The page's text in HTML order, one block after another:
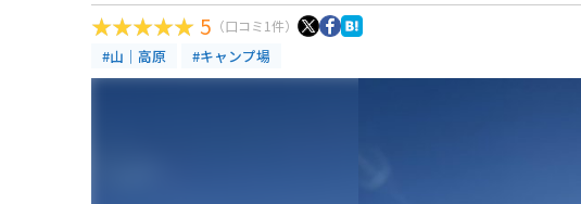
5 （口コミ1件）
#山｜高原 #キャンプ場